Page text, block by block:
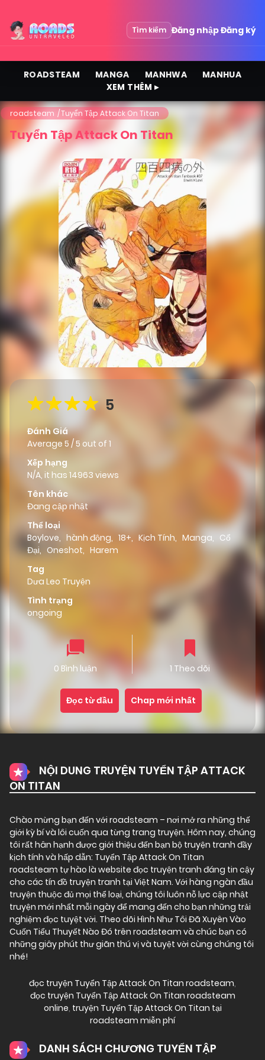
Tìm kiếm Đăng nhậpĐăng ký
ROADSTEAM MANGA MANHWA
MANHUA
XEM THÊM ▸
roadsteam Tuyển Tập Attack On Titan
Tuyển Tập Attack On Titan
5
Đánh Giá
Average 5 /5 out of 1
Xếp hạng
N/A, it has 14963 views
Tên khác
Đang cập nhật
Thể loại
Boylove, hành động, 18+, Kịch Tính, Manga, Cổ
Đại, Oneshot, Harem
Tag
Dưa Leo Truyện
Tình trạng
ongoing
0 Bình luận 1 Theo dõi
Đọc từ đầu Chap mới nhất
NỘI DUNG TRUYỆN TUYỂN TẬP ATTACK
ON TITAN
Chào mừng bạn đến với roadsteam – nơi mở ra những thế
giới kỳ bí và lôi cuốn qua từng trang truyện. Hôm nay, chúng
tôi rất hân hạnh được giới thiệu đến bạn bộ truyện tranh đầy
kịch tính và hấp dẫn: Tuyển Tập Attack On Titan
roadsteam tự hào là website đọc truyện tranh đáng tin cậy
cho các tín đồ truyện tranh tại Việt Nam. Với hàng ngàn đầu
truyện thuộc đủ mọi thể loại, chúng tôi luôn nỗ lực cập nhật
truyện mới nhất mỗi ngày để mang đến cho bạn những trải
nghiệm đọc tuyệt vời. Theo dõi Hình Như Tôi Đã Xuyên Vào
Cuốn Tiểu Thuyết Nào Đó trên roadsteam và chúc bạn có
những giây phút thư giãn thú vị và tuyệt vời cùng chúng tôi
nhé!
đọc truyện Tuyển Tập Attack On Titan roadsteam,
đọc truyện Tuyển Tập Attack On Titan roadsteam
online, truyện Tuyển Tập Attack On Titan tại
roadsteam miễn phí
DANH SÁCH CHƯƠNG TUYỂN TẬP